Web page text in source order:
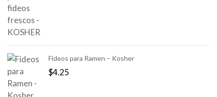
Fideos para Ramen – Kosher
$4.25